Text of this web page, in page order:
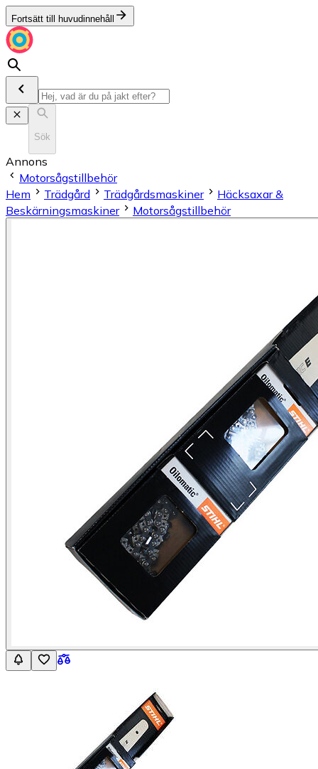
Fortsätt till huvudinnehåll
Sök
Annons
Motorsågstillbehör
Hem
Trädgård Trädgårdsmaskiner
Häcksaxar &
Beskärningsmaskiner
Motorsågstillbehör